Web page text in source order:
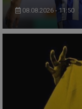
08.08.2026 - 11:50